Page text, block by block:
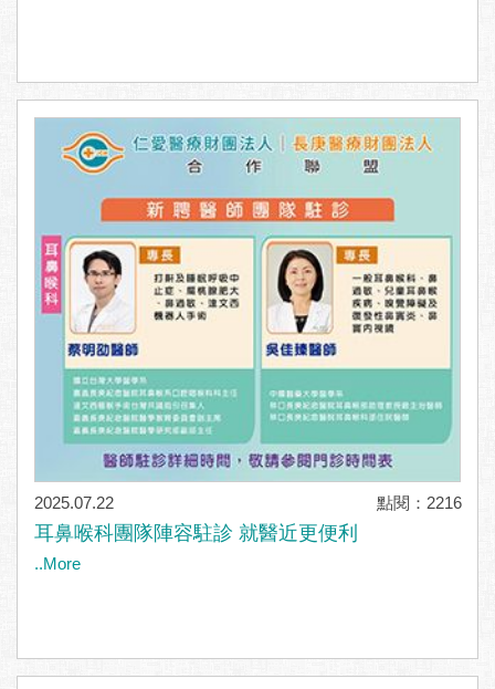
2025.07.22 點閱：2216
耳鼻喉科團隊陣容駐診 就醫近更便利
..More